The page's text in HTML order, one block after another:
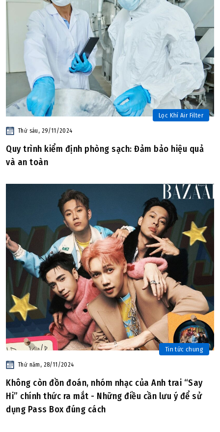
Lọc Khí Air Filter
Thứ sáu, 29/11/2024
Quy trình kiểm định phòng sạch: Đảm bảo hiệu quả
và an toàn
Tin tức chung
Thứ năm, 28/11/2024
Không còn đồn đoán, nhóm nhạc của Anh trai “Say
Hi” chính thức ra mắt - Những điều cần lưu ý để sử
dụng Pass Box đúng cách